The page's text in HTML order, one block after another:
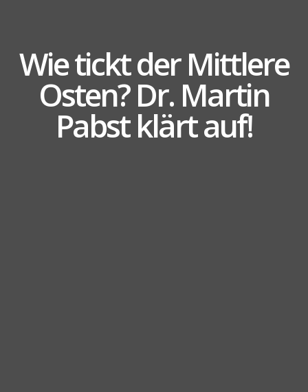
Wie tickt der Mittlere
Osten? Dr. Martin
Pabst klärt auf!